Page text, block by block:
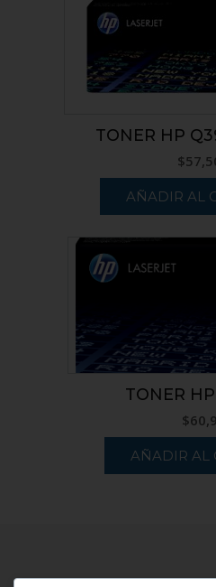
TONER HP
$
AÑADIR AL
TONER
$
AÑADIR AL